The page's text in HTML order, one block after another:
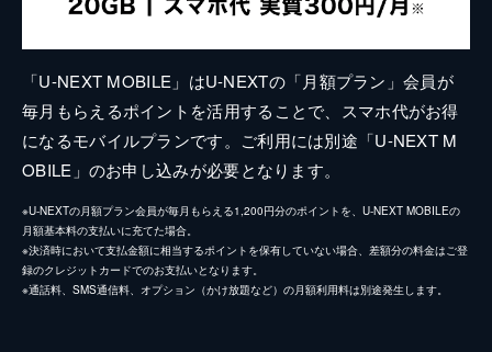
「U-NEXT MOBILE」はU-NEXTの「月額プラン」会員が
毎月もらえるポイントを活用することで、スマホ代がお得
になるモバイルプランです。ご利用には別途「U-NEXT M
OBILE」のお申し込みが必要となります。
※U-NEXTの月額プラン会員が毎月もらえる1,200円分のポイントを、U-NEXT MOBILEの
月額基本料の支払いに充てた場合。
※決済時において支払金額に相当するポイントを保有していない場合、差額分の料金はご登
録のクレジットカードでのお支払いとなります。
※通話料、SMS通信料、オプション（かけ放題など）の月額利用料は別途発生します。